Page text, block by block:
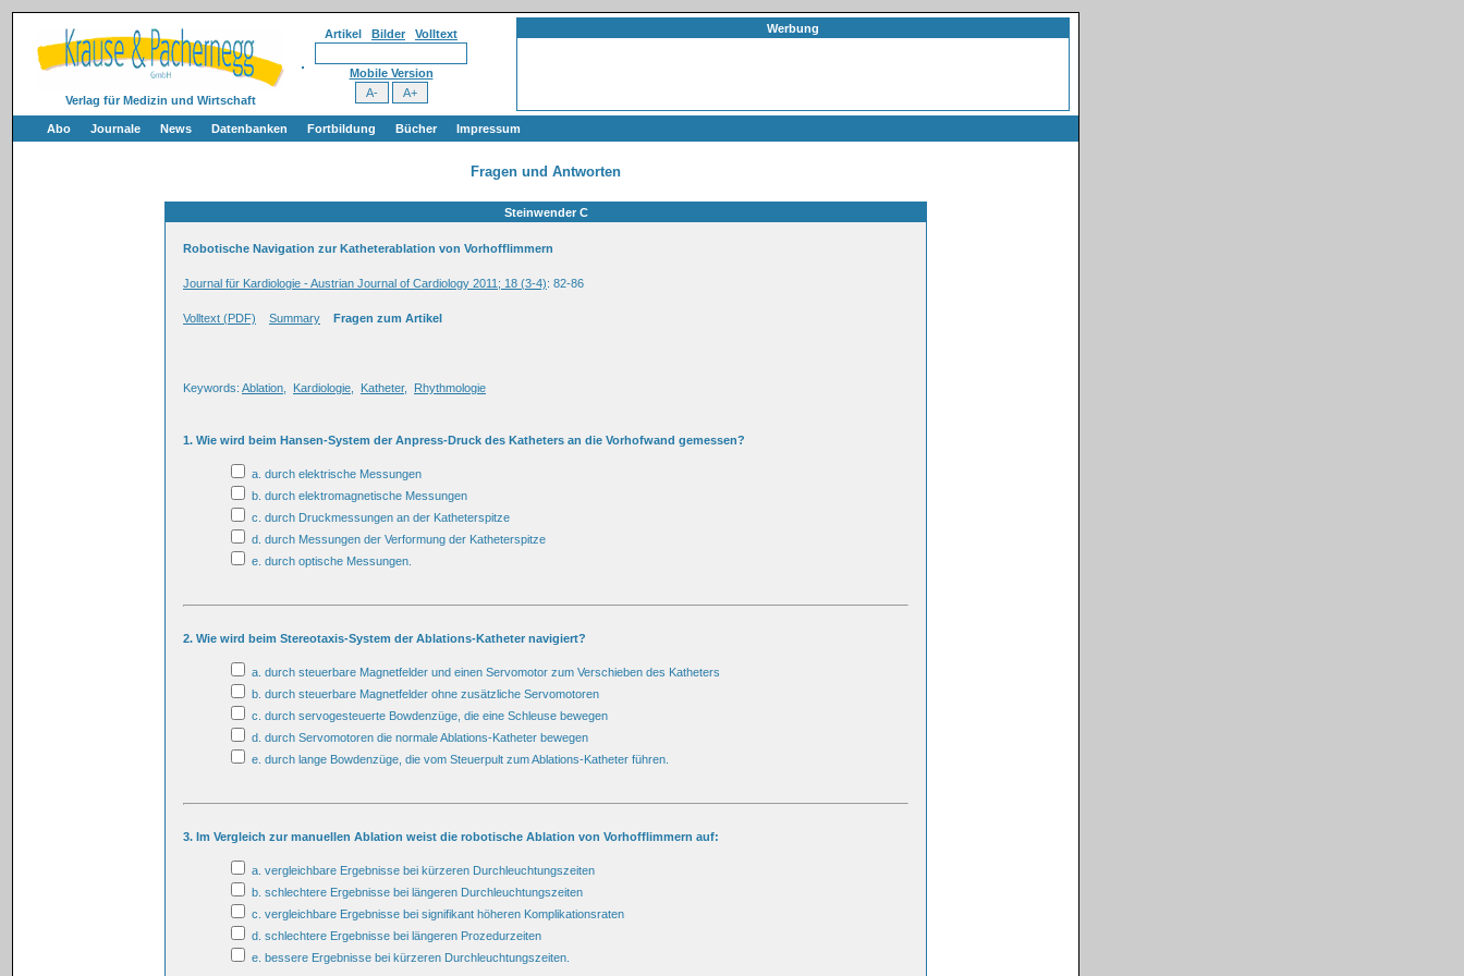
Verlag für Medizin und Wirtschaft
Artikel Bilder Volltext
Mobile Version
Werbung
Abo Journale News Datenbanken Fortbildung Bücher Impressum
Fragen und Antworten
Steinwender C
Robotische Navigation zur Katheterablation von Vorhofflimmern
Journal für Kardiologie - Austrian Journal of Cardiology 2011; 18 (3-4): 82-86
Volltext (PDF) Summary Fragen zum Artikel
Keywords: Ablation Kardiologie Katheter, Rhythmologie
1. Wie wird beim Hansen-System der Anpress-Druck des Katheters an die Vorhofwand gemessen?
a. durch elektrische Messungen
b. durch elektromagnetische Messungen
c. durch Druckmessungen an der Katheterspitze
d. durch Messungen der Verformung der Katheterspitze
e. durch optische Messungen.
2. Wie wird beim Stereotaxis-System der Ablations-Katheter navigiert?
a. durch steuerbare Magnetfelder und einen Servomotor zum Verschieben des Katheters
b. durch steuerbare Magnetfelder ohne zusätzliche Servomotoren
c. durch servogesteuerte Bowdenzüge, die eine Schleuse bewegen
d. durch Servomotoren die normale Ablations-Katheter bewegen
e. durch lange Bowdenzüge, die vom Steuerpult zum Ablations-Katheter führen.
3. Im Vergleich zur manuellen Ablation weist die robotische Ablation von Vorhofflimmern auf:
a. vergleichbare Ergebnisse bei kürzeren Durchleuchtungszeiten
b. schlechtere Ergebnisse bei längeren Durchleuchtungszeiten
c. vergleichbare Ergebnisse bei signifikant höheren Komplikationsraten
d. schlechtere Ergebnisse bei längeren Prozedurzeiten
e. bessere Ergebnisse bei kürzeren Durchleuchtungszeiten.